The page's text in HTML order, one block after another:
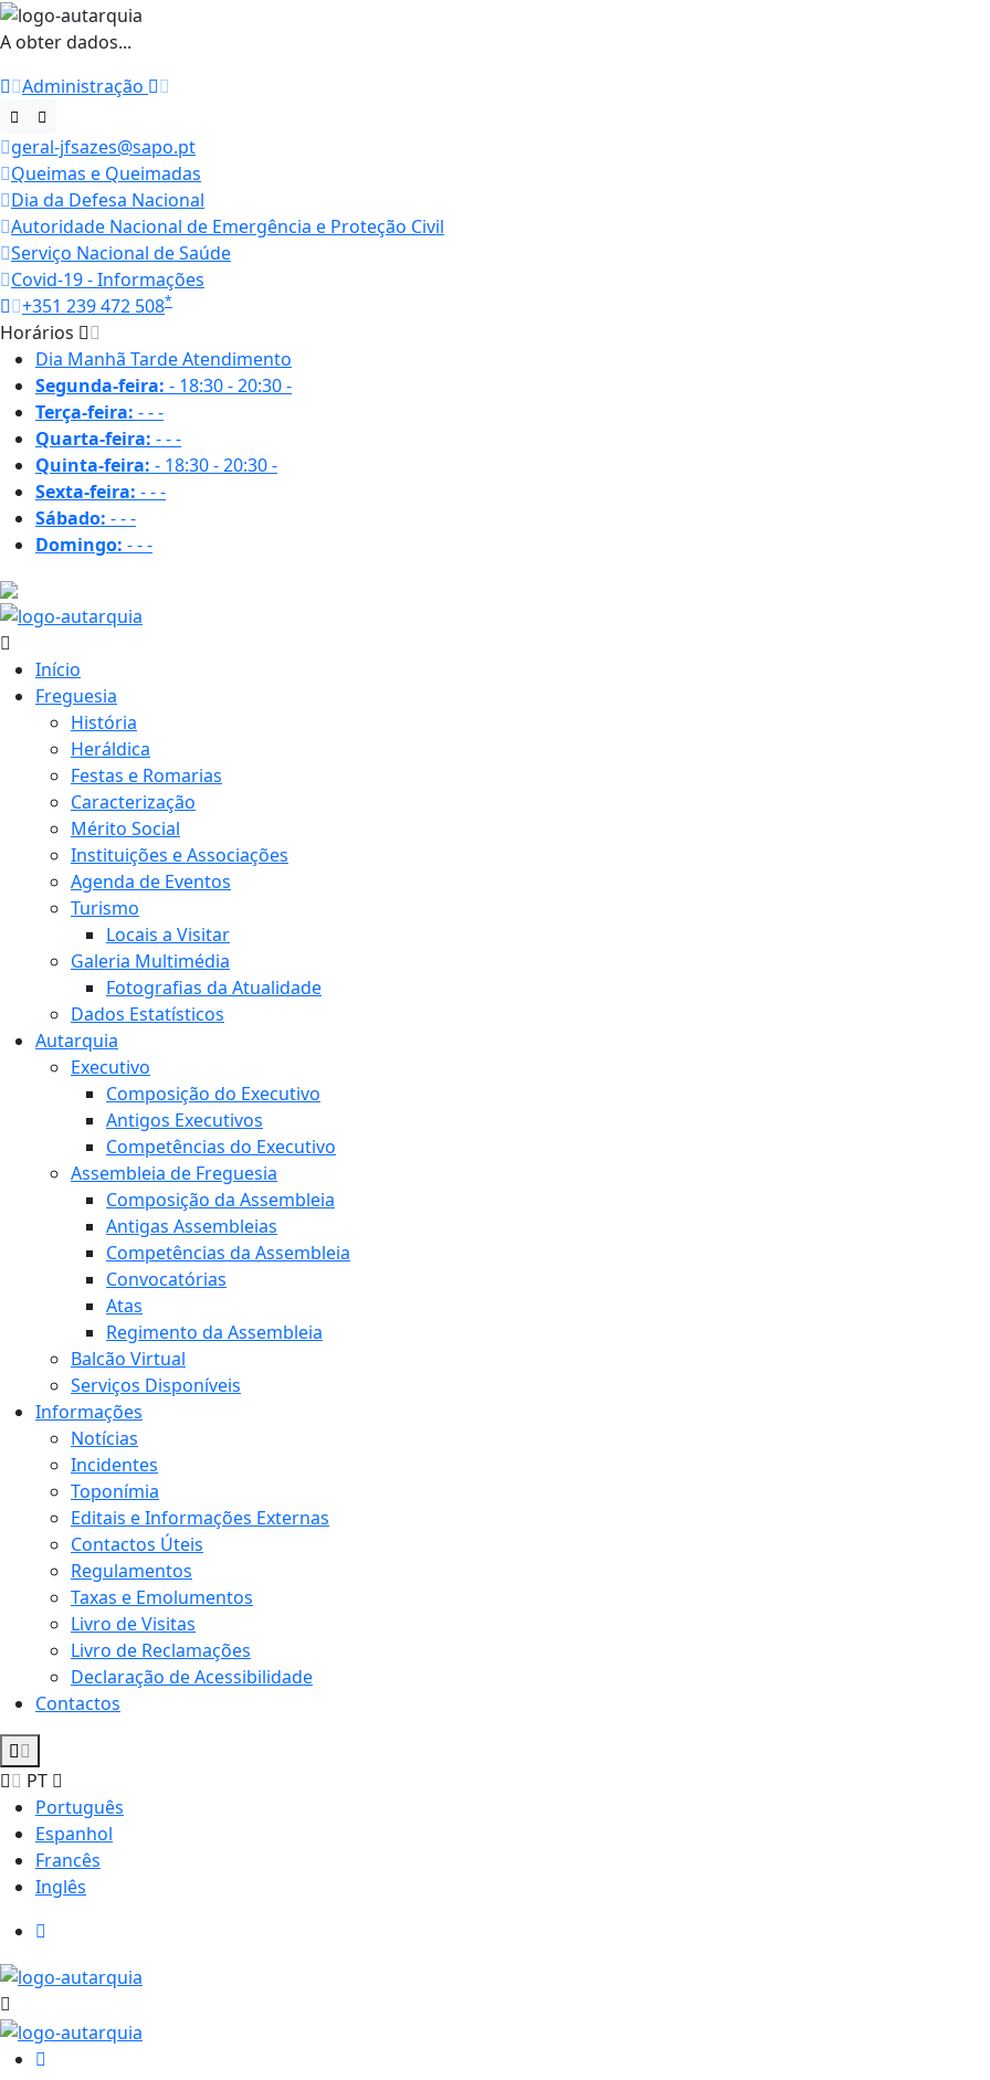
A obter dados...
Administração
geral-jfsazes@sapo.pt
Queimas e Queimadas
Dia da Defesa Nacional
Autoridade Nacional de Emergência e Proteção Civil
Serviço Nacional de Saúde
Covid-19 - Informações
+351 239 472 508*
Horários
Dia Manhã TardeAtendimento
Segunda-feira: - 18:30 - 20:30-
Terça-feira: ---
Quarta-feira: ---
Quinta-feira: - 18:30 - 20:30-
Sexta-feira: ---
Sábado: ---
Domingo: ---
Início
Freguesia
História
Heráldica
Festas e Romarias
Caracterização
Mérito Social
Instituições e Associações
Agenda de Eventos
Turismo
Locais a Visitar
Galeria Multimédia
Fotografias da Atualidade
Dados Estatísticos
Autarquia
Executivo
Composição do Executivo
Antigos Executivos
Competências do Executivo
Assembleia de Freguesia
Composição da Assembleia
Antigas Assembleias
Competências da Assembleia
Convocatórias
Atas
Regimento da Assembleia
Balcão Virtual
Serviços Disponíveis
Informações
Notícias
Incidentes
Toponímia
Editais e Informações Externas
Contactos Úteis
Regulamentos
Taxas e Emolumentos
Livro de Visitas
Livro de Reclamações
Declaração de Acessibilidade
Contactos
PT
Português
Espanhol
Francês
Inglês